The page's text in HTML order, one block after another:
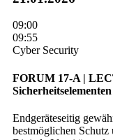
09:00
09:55
Cyber Security
FORUM 17-A |
Endgeräteseitig
bestmöglichen Schutz